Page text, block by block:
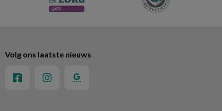
Volg ons laatste nieuws